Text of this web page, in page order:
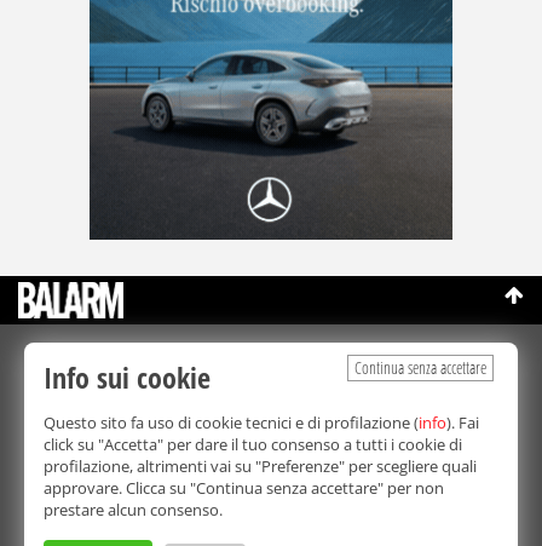
©Copyright 2003-2026
Bmedia Srl
- P.IVA 07064240828
forma, su qualsiasi supporto è proibita.
Balarm.it è una testata giornalistica registrata. Autorizzazione del
Tribunale di Palermo n° 32 del 21/10/2003
Direttore responsabile:Fabio Ricotta
Privacy e Cookie Policy
Continua senza accettare
Info sui cookie
Questo sito fa uso di cookie tecnici e di profilazione (info). Fai
click su "Accetta" per dare il tuo consenso a tutti i cookie di
profilazione, altrimenti vai su "Preferenze" per scegliere quali
approvare. Clicca su "Continua senza accettare" per non
prestare alcun consenso.